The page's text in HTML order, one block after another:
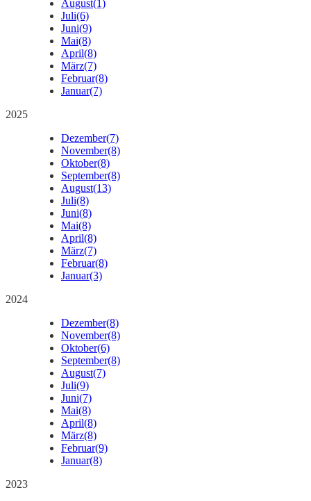
August(1)
Juli(6)
Juni(9)
Mai(8)
April(8)
März(7)
Februar(8)
Januar(7)
2025
Dezember(7)
November(8)
Oktober(8)
September(8)
August(13)
Juli(8)
Juni(8)
Mai(8)
April(8)
März(7)
Februar(8)
Januar(3)
2024
Dezember(8)
November(8)
Oktober(6)
September(8)
August(7)
Juli(9)
Juni(7)
Mai(8)
April(8)
März(8)
Februar(9)
Januar(8)
2023